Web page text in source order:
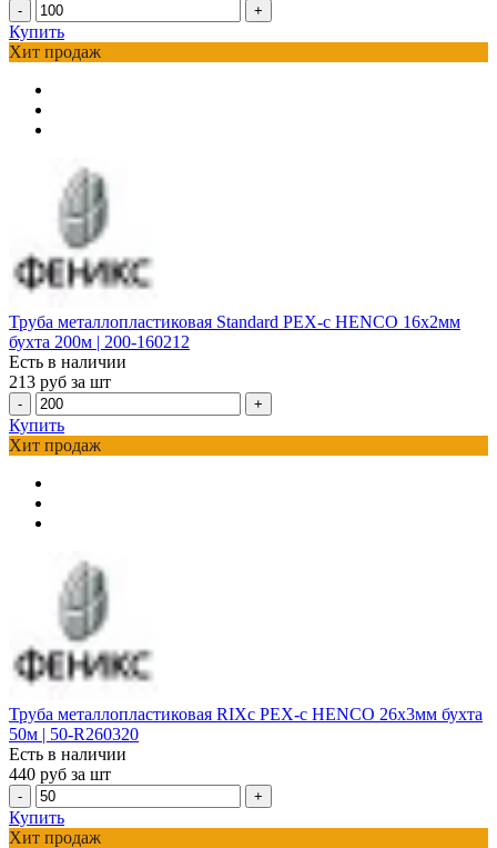
- +
Купить
Хит продаж
Труба металлопластиковая Standard PEX-c HENCO 16х2мм
бухта 200м | 200-160212
Есть в наличии
213 руб за шт
- +
Купить
Хит продаж
Труба металлопластиковая RIXc PEX-c HENCO 26х3мм бухта
50м | 50-R260320
Есть в наличии
440 руб за шт
- +
Купить
Хит продаж